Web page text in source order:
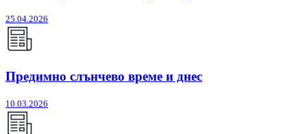
25.04.2026
Предимно слънчево време и днес
10.03.2026